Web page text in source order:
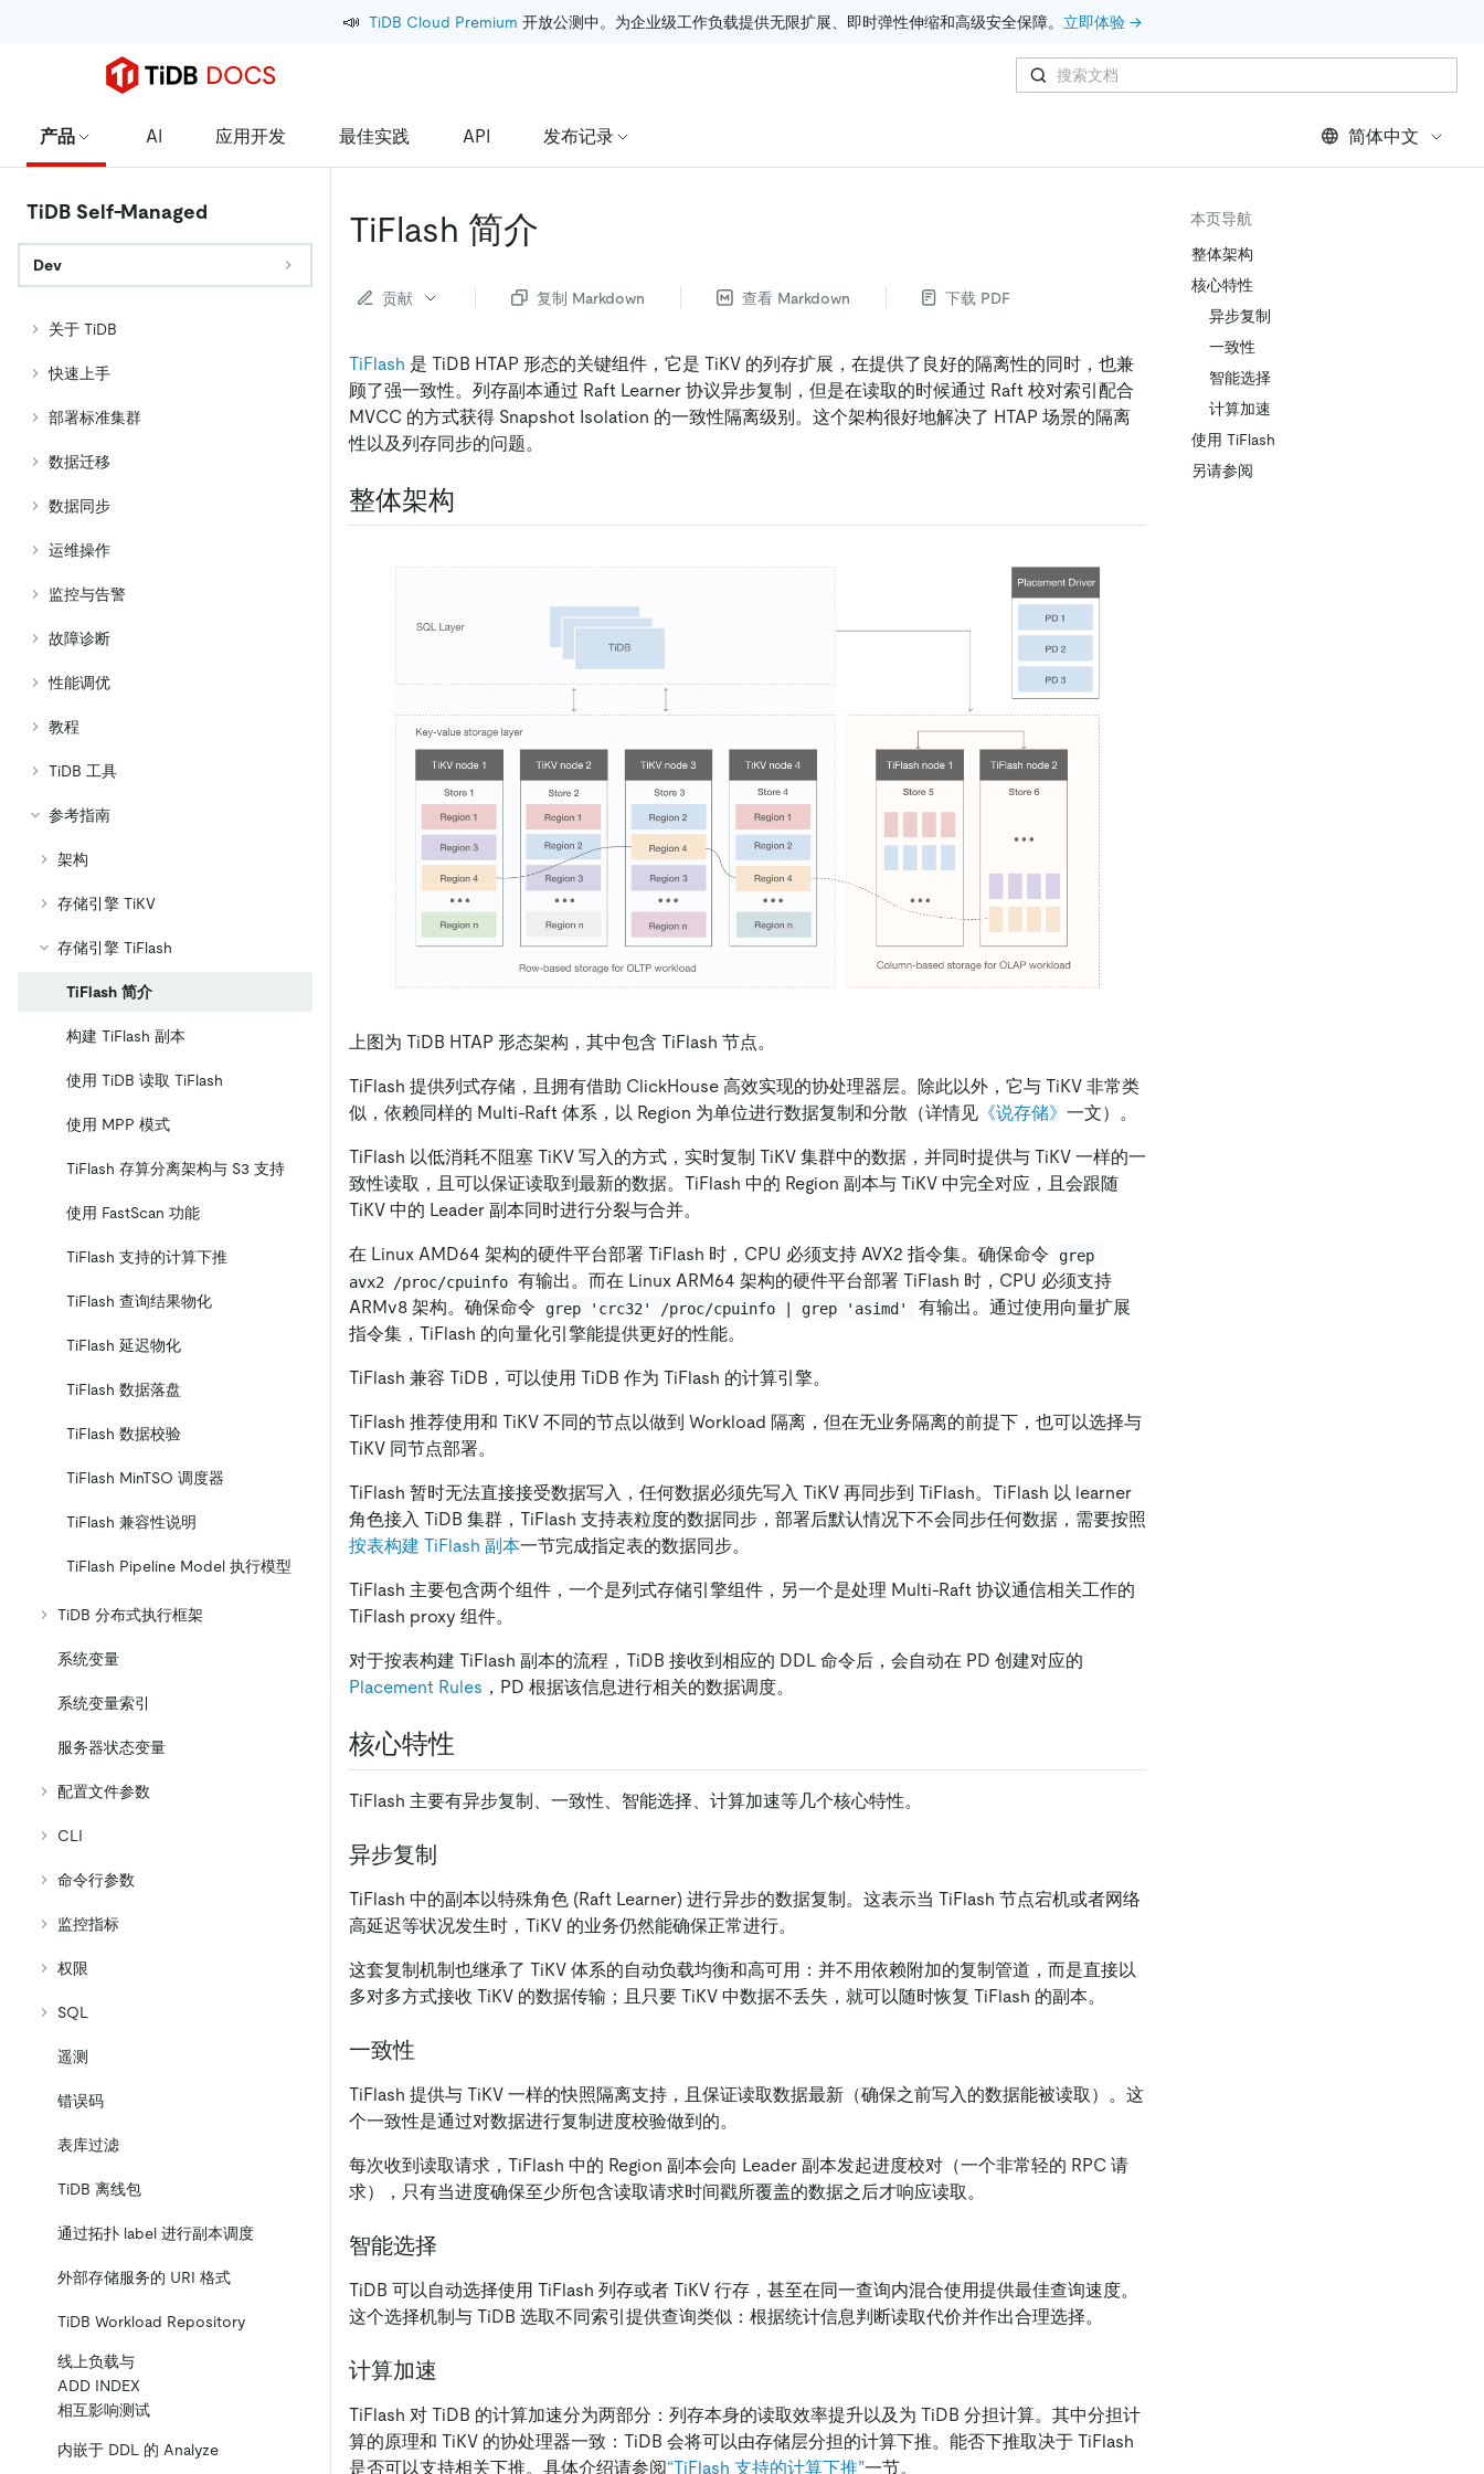
📣 TiDB Cloud Premium 开放公测中。为企业级工作负载提供无限扩展、即时弹性伸缩和高级安全保障。 立即体验 →
产品 AI 应用开发 最佳实践 API 发布记录 简体中文
TiDB Self-Managed
Dev
关于 TiDB
快速上手
部署标准集群
数据迁移
数据同步
运维操作
监控与告警
故障诊断
性能调优
教程
TiDB 工具
参考指南
架构
存储引擎 TiKV
存储引擎 TiFlash
TiFlash 简介
构建 TiFlash 副本
使用 TiDB 读取 TiFlash
使用 MPP 模式
TiFlash 存算分离架构与 S3 支持
使用 FastScan 功能
TiFlash 支持的计算下推
TiFlash 查询结果物化
TiFlash 延迟物化
TiFlash 数据落盘
TiFlash 数据校验
TiFlash MinTSO 调度器
TiFlash 兼容性说明
TiFlash Pipeline Model 执行模型
TiDB 分布式执行框架
系统变量
系统变量索引
服务器状态变量
配置文件参数
CLI
命令行参数
监控指标
权限
SQL
遥测
错误码
表库过滤
TiDB 离线包
通过拓扑 label 进行副本调度
外部存储服务的 URI 格式
TiDB Workload Repository
线上负载与
ADD INDEX
相互影响测试
内嵌于 DDL 的 Analyze
TiFlash 简介
贡献 复制 Markdown 查看 Markdown 下载 PDF
TiFlash 是 TiDB HTAP 形态的关键组件，它是 TiKV 的列存扩展，在提供了良好的隔离性的同时，也兼
顾了强一致性。列存副本通过 Raft Learner 协议异步复制，但是在读取的时候通过 Raft 校对索引配合
MVCC 的方式获得 Snapshot Isolation 的一致性隔离级别。这个架构很好地解决了 HTAP 场景的隔离
性以及列存同步的问题。
整体架构
上图为 TiDB HTAP 形态架构，其中包含 TiFlash 节点。
TiFlash 提供列式存储，且拥有借助 ClickHouse 高效实现的协处理器层。除此以外，它与 TiKV 非常类
似，依赖同样的 Multi-Raft 体系，以 Region 为单位进行数据复制和分散（详情见 《说存储》 一文）。
TiFlash 以低消耗不阻塞 TiKV 写入的方式，实时复制 TiKV 集群中的数据，并同时提供与 TiKV 一样的一
致性读取，且可以保证读取到最新的数据。TiFlash 中的 Region 副本与 TiKV 中完全对应，且会跟随
TiKV 中的 Leader 副本同时进行分裂与合并。
在 Linux AMD64 架构的硬件平台部署 TiFlash 时，CPU 必须支持 AVX2 指令集。确保命令
grep
avx2 /proc/cpuinfo 有输出。而在 Linux ARM64 架构的硬件平台部署 TiFlash 时，CPU 必须支持
ARMv8 架构。确保命令
grep 'crc32' /proc/cpuinfo | grep 'asimd'
有输出。通过使用向量扩展
指令集，TiFlash 的向量化引擎能提供更好的性能。
TiFlash 兼容 TiDB，可以使用 TiDB 作为 TiFlash 的计算引擎。
TiFlash 推荐使用和 TiKV 不同的节点以做到 Workload 隔离，但在无业务隔离的前提下，也可以选择与
TiKV 同节点部署。
TiFlash 暂时无法直接接受数据写入，任何数据必须先写入 TiKV 再同步到 TiFlash。TiFlash 以 learner
角色接入 TiDB 集群，TiFlash 支持表粒度的数据同步，部署后默认情况下不会同步任何数据，需要按照
按表构建 TiFlash 副本一节完成指定表的数据同步。
TiFlash 主要包含两个组件，一个是列式存储引擎组件，另一个是处理 Multi-Raft 协议通信相关工作的
TiFlash proxy 组件。
对于按表构建 TiFlash 副本的流程，TiDB 接收到相应的 DDL 命令后，会自动在 PD 创建对应的
Placement Rules ，PD 根据该信息进行相关的数据调度。
核心特性
TiFlash 主要有异步复制、一致性、智能选择、计算加速等几个核心特性。
异步复制
TiFlash 中的副本以特殊角色 (Raft Learner) 进行异步的数据复制。这表示当 TiFlash 节点宕机或者网络
高延迟等状况发生时，TiKV 的业务仍然能确保正常进行。
这套复制机制也继承了 TiKV 体系的自动负载均衡和高可用：并不用依赖附加的复制管道，而是直接以
多对多方式接收 TiKV 的数据传输；且只要 TiKV 中数据不丢失，就可以随时恢复 TiFlash 的副本。
一致性
TiFlash 提供与 TiKV 一样的快照隔离支持，且保证读取数据最新（确保之前写入的数据能被读取）。这
个一致性是通过对数据进行复制进度校验做到的。
每次收到读取请求，TiFlash 中的 Region 副本会向 Leader 副本发起进度校对（一个非常轻的 RPC 请
求），只有当进度确保至少所包含读取请求时间戳所覆盖的数据之后才响应读取。
智能选择
TiDB 可以自动选择使用 TiFlash 列存或者 TiKV 行存，甚至在同一查询内混合使用提供最佳查询速度。
这个选择机制与 TiDB 选取不同索引提供查询类似：根据统计信息判断读取代价并作出合理选择。
计算加速
TiFlash 对 TiDB 的计算加速分为两部分：列存本身的读取效率提升以及为 TiDB 分担计算。其中分担计
算的原理和 TiKV 的协处理器一致：TiDB 会将可以由存储层分担的计算下推。能否下推取决于 TiFlash
是否可以支持相关下推。具体介绍请参阅“TiFlash 支持的计算下推”一节。
本页导航
整体架构
核心特性
异步复制
一致性
智能选择
计算加速
使用 TiFlash
另请参阅